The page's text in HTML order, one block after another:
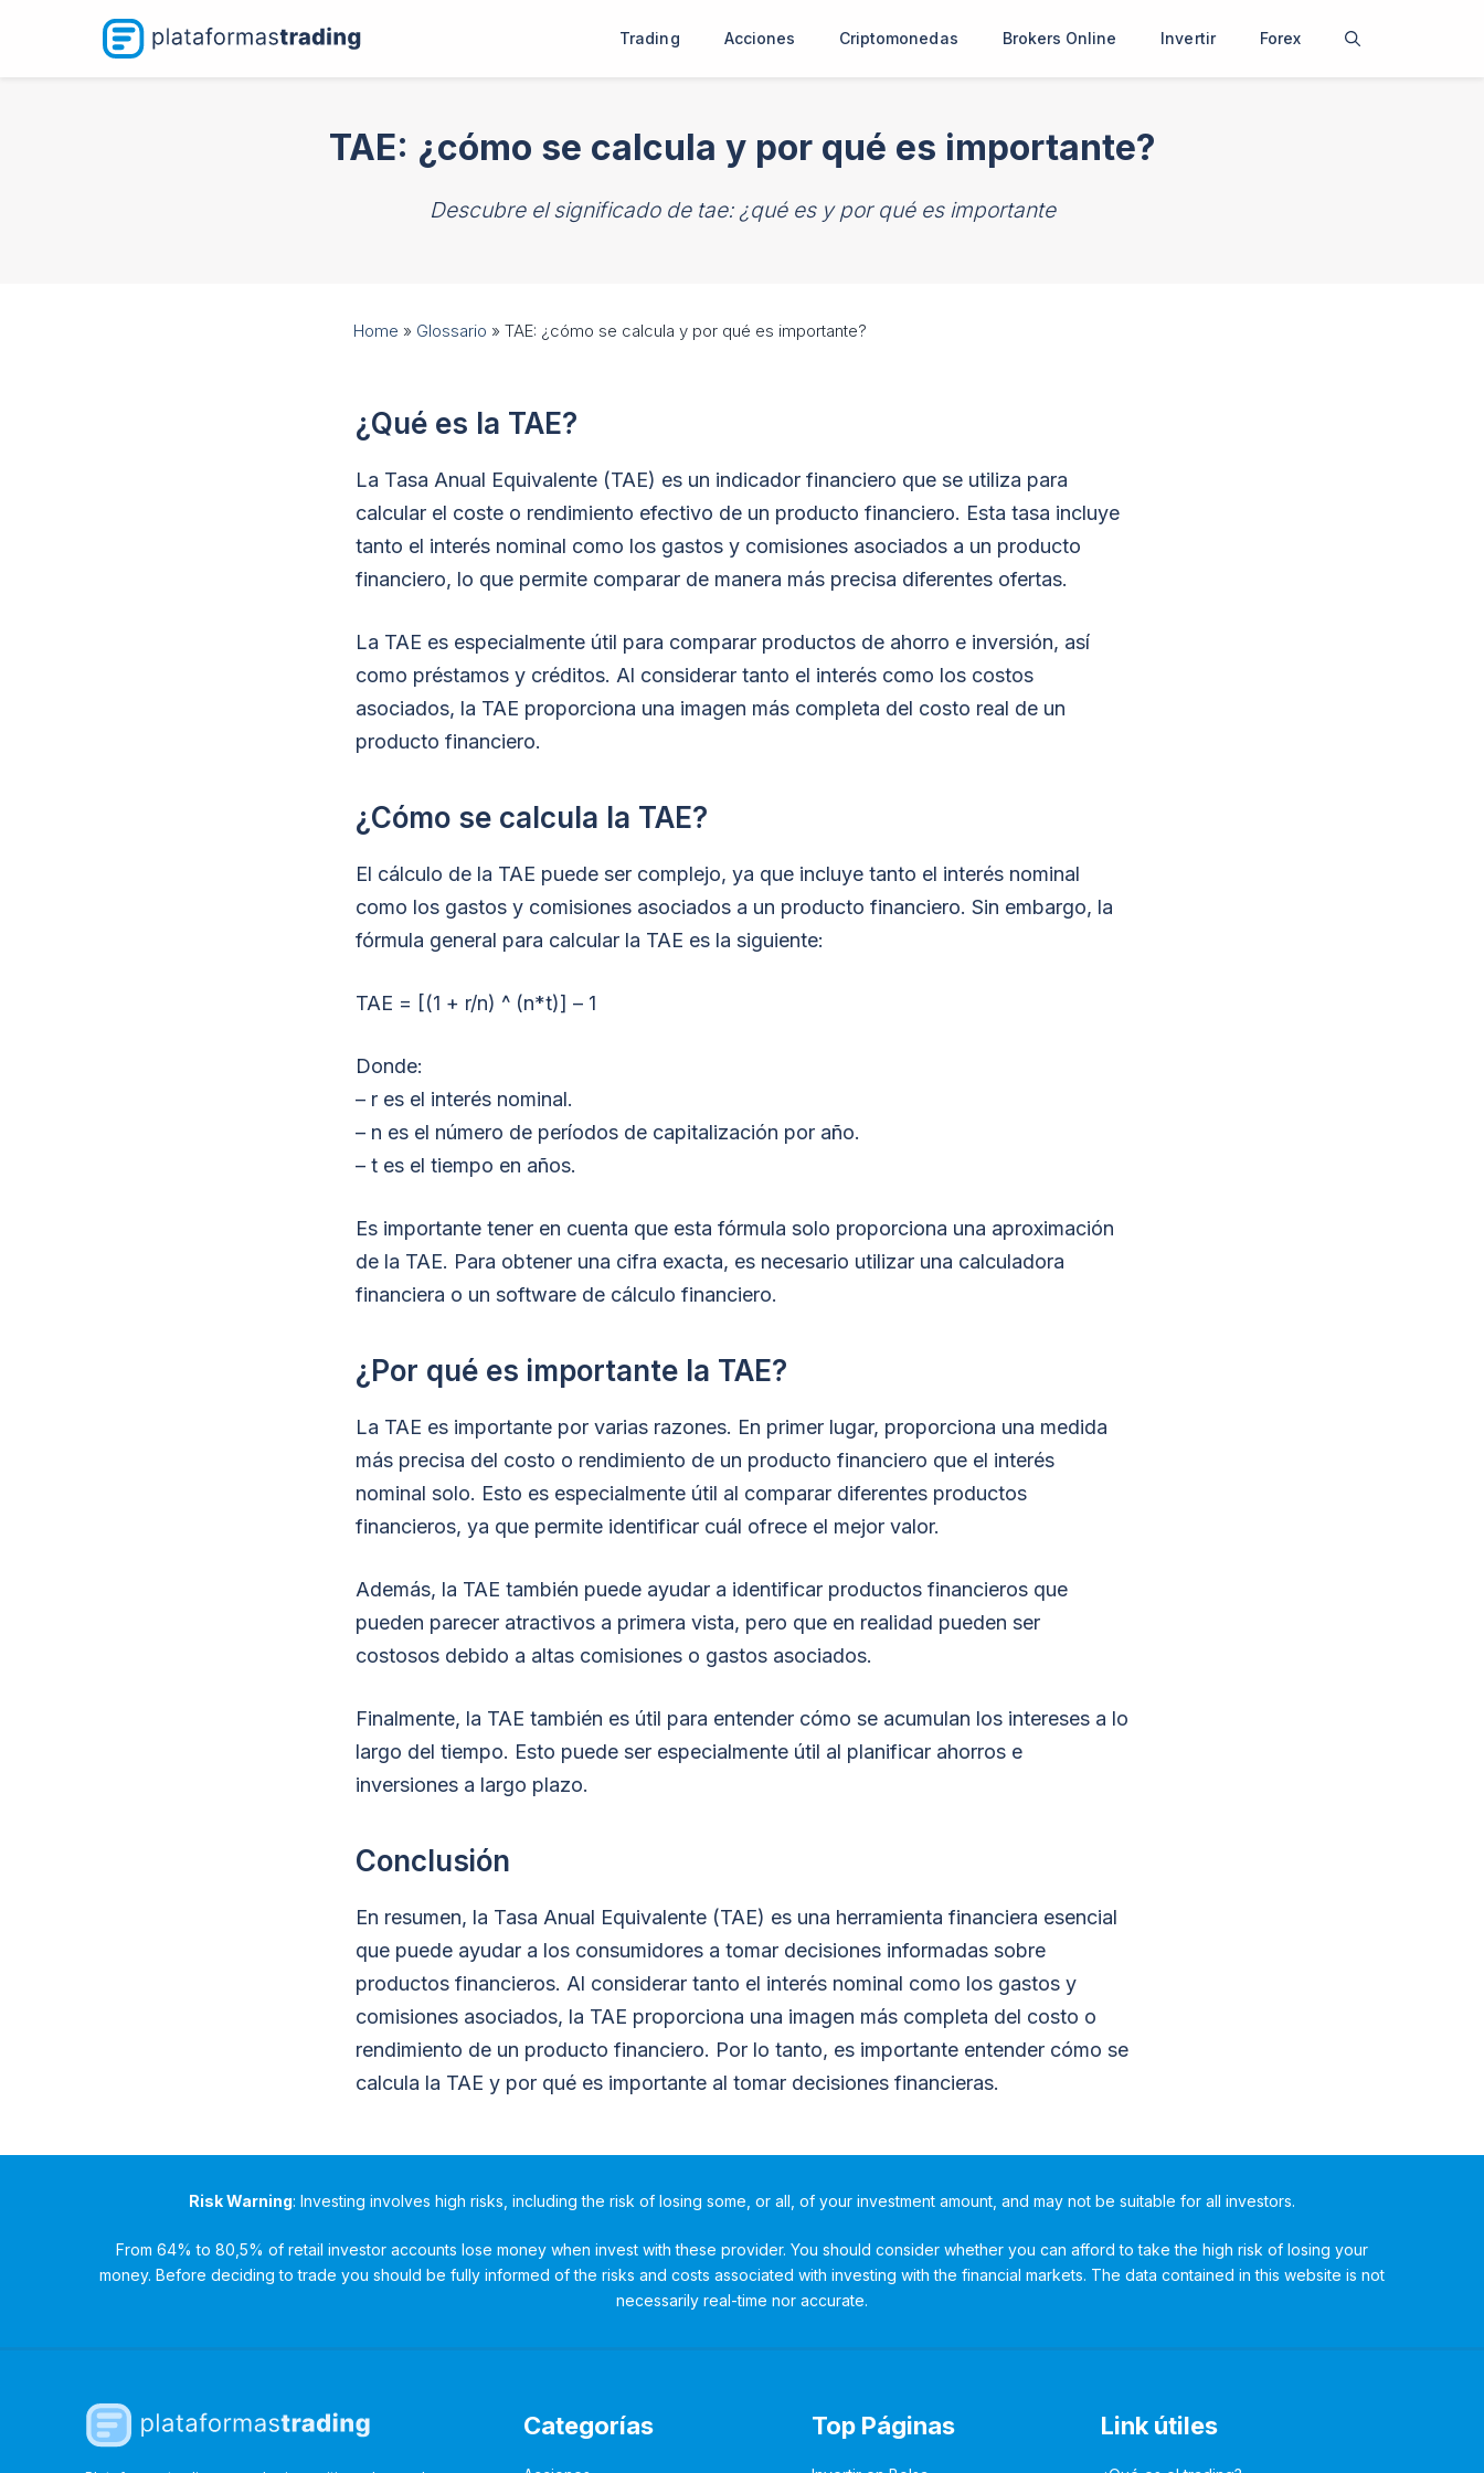
Trading Acciones Criptomonedas Brokers Online Invertir Forex
TAE: ¿cómo se calcula y por qué es importante?
Descubre el significado de tae: ¿qué es y por qué es importante
Home » Glossario » TAE: ¿cómo se calcula y por qué es importante?
¿Qué es la TAE?
La Tasa Anual Equivalente (TAE) es un indicador financiero que se utiliza para
calcular el coste o rendimiento efectivo de un producto financiero. Esta tasa incluye
tanto el interés nominal como los gastos y comisiones asociados a un producto
financiero, lo que permite comparar de manera más precisa diferentes ofertas.
La TAE es especialmente útil para comparar productos de ahorro e inversión, así
como préstamos y créditos. Al considerar tanto el interés como los costos
asociados, la TAE proporciona una imagen más completa del costo real de un
producto financiero.
¿Cómo se calcula la TAE?
El cálculo de la TAE puede ser complejo, ya que incluye tanto el interés nominal
como los gastos y comisiones asociados a un producto financiero. Sin embargo, la
fórmula general para calcular la TAE es la siguiente:
TAE = [(1 + r/n) ^ (n*t)] – 1
Donde:
– r es el interés nominal.
– n es el número de períodos de capitalización por año.
– t es el tiempo en años.
Es importante tener en cuenta que esta fórmula solo proporciona una aproximación
de la TAE. Para obtener una cifra exacta, es necesario utilizar una calculadora
financiera o un software de cálculo financiero.
¿Por qué es importante la TAE?
La TAE es importante por varias razones. En primer lugar, proporciona una medida
más precisa del costo o rendimiento de un producto financiero que el interés
nominal solo. Esto es especialmente útil al comparar diferentes productos
financieros, ya que permite identificar cuál ofrece el mejor valor.
Además, la TAE también puede ayudar a identificar productos financieros que
pueden parecer atractivos a primera vista, pero que en realidad pueden ser
costosos debido a altas comisiones o gastos asociados.
Finalmente, la TAE también es útil para entender cómo se acumulan los intereses a lo
largo del tiempo. Esto puede ser especialmente útil al planificar ahorros e
inversiones a largo plazo.
Conclusión
En resumen, la Tasa Anual Equivalente (TAE) es una herramienta financiera esencial
que puede ayudar a los consumidores a tomar decisiones informadas sobre
productos financieros. Al considerar tanto el interés nominal como los gastos y
comisiones asociados, la TAE proporciona una imagen más completa del costo o
rendimiento de un producto financiero. Por lo tanto, es importante entender cómo se
calcula la TAE y por qué es importante al tomar decisiones financieras.
Risk Warning: Investing involves high risks, including the risk of losing some, or all, of your investment amount, and may not be suitable for all investors.
From 64% to 80,5% of retail investor accounts lose money when invest with these provider. You should consider whether you can afford to take the high risk of losing your
money. Before deciding to trade you should be fully informed of the risks and costs associated with investing with the financial markets. The data contained in this website is not
necessarily real-time nor accurate.
Categorías Top Páginas Link útiles